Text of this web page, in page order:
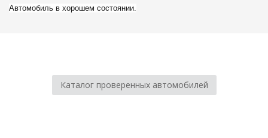
Автомобиль в хорошем состоянии.
Каталог проверенных автомобилей